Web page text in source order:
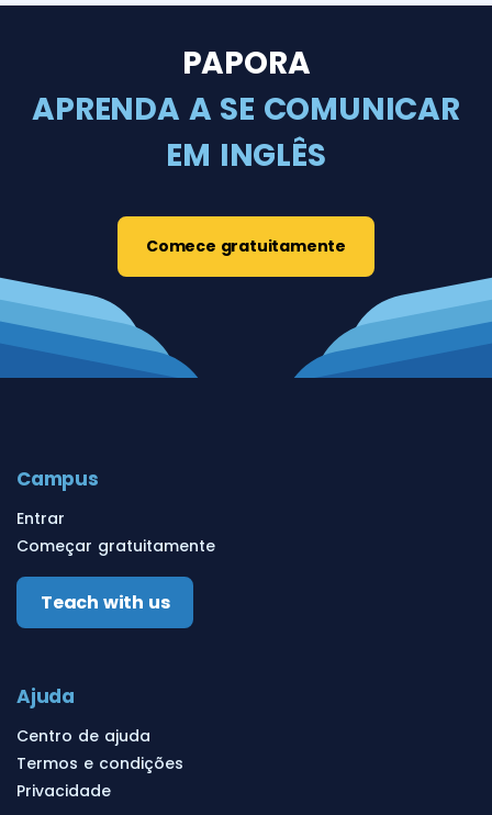
PAPORA
APRENDA A SE COMUNICAR
EM INGLÊS
Comece gratuitamente
Campus
Entrar
Começar gratuitamente
Teach with us
Ajuda
Centro de ajuda
Termos e condições
Privacidade